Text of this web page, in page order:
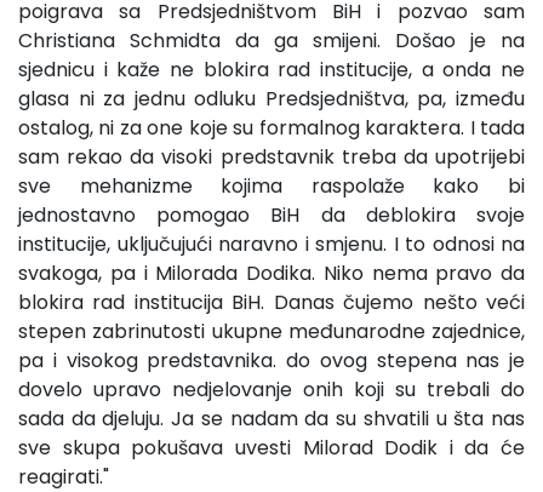
poigrava sa Predsjedništvom BiH i pozvao sam
Christiana Schmidta da ga smijeni. Došao je na
sjednicu i kaže ne blokira rad institucije, a onda ne
glasa ni za jednu odluku Predsjedništva, pa, između
ostalog, ni za one koje su formalnog karaktera. I tada
sam rekao da visoki predstavnik treba da upotrijebi
sve mehanizme kojima raspolaže kako bi
jednostavno pomogao BiH da deblokira svoje
institucije, uključujući naravno i smjenu. I to odnosi na
svakoga, pa i Milorada Dodika. Niko nema pravo da
blokira rad institucija BiH. Danas čujemo nešto veći
stepen zabrinutosti ukupne međunarodne zajednice,
pa i visokog predstavnika. do ovog stepena nas je
dovelo upravo nedjelovanje onih koji su trebali do
sada da djeluju. Ja se nadam da su shvatili u šta nas
sve skupa pokušava uvesti Milorad Dodik i da će
reagirati."